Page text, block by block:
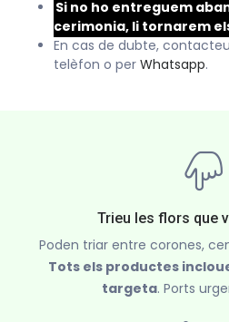
Si no ho entreguem
cerimonia, li tornarem
En cas de dubte,
telèfon o perWhatsapp.
Trieu les flors que
Poden triar entre corones,
Tots els productes
targeta. Ports